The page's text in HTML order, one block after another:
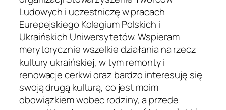
Ludowych i uczestniczę w pracach
Eurepejskiego Kolegium Polskich i
Ukraińskich Uniwersytetów. Wspieram
merytorycznie wszelkie działania na rzecz
kultury ukraińskiej, w tym remonty i
renowacje cerkwi oraz bardzo interesuję się
swoją drugą kulturą, co jest moim
obowiązkiem wobec rodziny, a przede